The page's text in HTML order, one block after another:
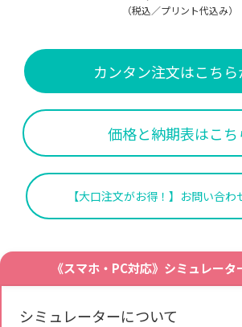
（税込／プリント代込み）
カンタン注文はこちら
価格と納期表はこち
【大口注文がお得！】お問い合わ
《スマホ・PC対応》シミュレー
シミュレーターについて